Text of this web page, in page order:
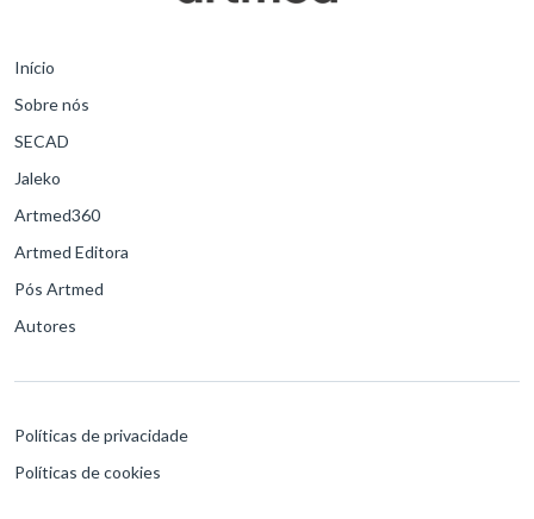
Início
Sobre nós
SECAD
Jaleko
Artmed360
Artmed Editora
Pós Artmed
Autores
Políticas de privacidade
Políticas de cookies